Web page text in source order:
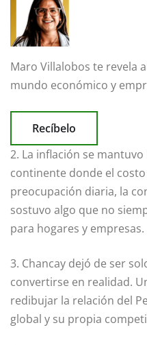
Maro Villalobos te revela
mundo económico y
Recíbelo
2. La inflación se
continente donde el
preocupación diaria, la
sostuvo algo que no
para hogares y empresas.
3. Chancay dejó de ser
convertirse en realidad.
redibujar la relación del
global y su propia